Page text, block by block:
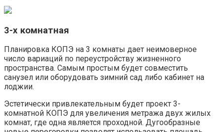
3-х комнатная
Планировка КОПЭ на 3 комнаты дает неимоверное
число вариаций по переустройству жизненного
пространства. Самым простым будет совместить
санузел или оборудовать зимний сад либо кабинет на
лоджии.
Эстетически привлекательным будет проект 3-
комнатной КОПЭ для увеличения метража двух жилых
комнат, где одна является проходной. Дугообразные